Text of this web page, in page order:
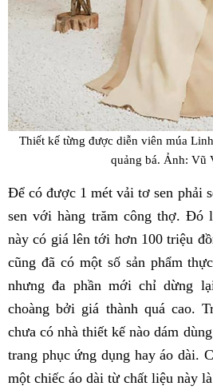
Thiết kế từng được diễn viên múa
quảng bá. Ảnh: Vũ
Để có được 1 mét vải tơ sen phải
sen với hàng trăm công thợ. Đó
này có giá lên tới hơn 100 triệu
cũng đã có một số sản phẩm
nhưng đa phần mới chỉ dừng
choàng bởi giá thành quá cao.
chưa có nhà thiết kế nào dám
trang phục ứng dụng hay áo dài.
một chiếc áo dài từ chất liệu này